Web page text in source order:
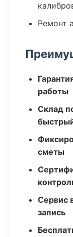
Ремонт
работы
Склад
сметы
Сервис
запись